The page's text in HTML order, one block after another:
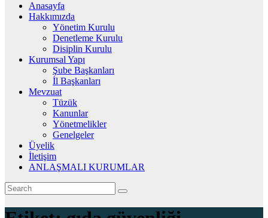
Anasayfa
Hakkımızda
Yönetim Kurulu
Denetleme Kurulu
Disiplin Kurulu
Kurumsal Yapı
Şube Başkanları
İl Başkanları
Mevzuat
Tüzük
Kanunlar
Yönetmelikler
Genelgeler
Üyelik
İletişim
ANLAŞMALI KURUMLAR